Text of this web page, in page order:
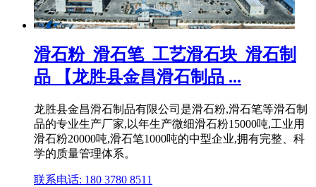
滑石粉_滑石笔_工艺滑石块_滑石制
品 【龙胜县金昌滑石制品 ...
龙胜县金昌滑石制品有限公司是滑石粉,滑石笔等滑石制
品的专业生产厂家,以年生产微细滑石粉15000吨,工业用
滑石粉20000吨,滑石笔1000吨的中型企业,拥有完整、科
学的质量管理体系。
联系电话: 180 3780 8511